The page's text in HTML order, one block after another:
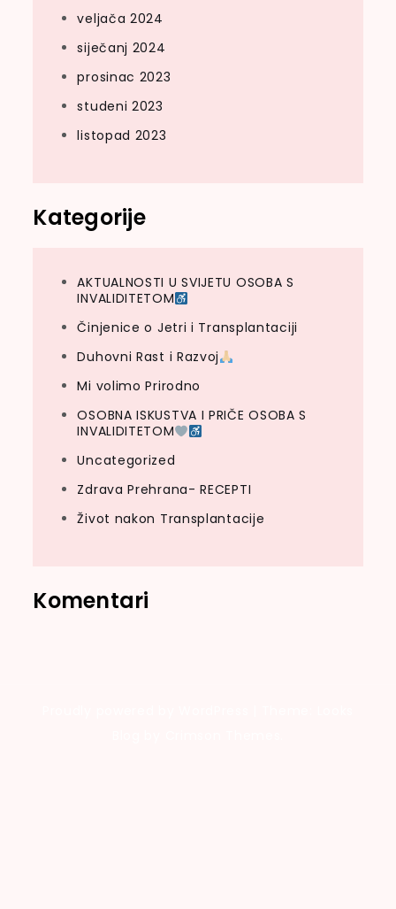
veljača 2024
siječanj 2024
prosinac 2023
studeni 2023
listopad 2023
Kategorije
AKTUALNOSTI U SVIJETU OSOBA S
INVALIDITETOM
Činjenice o Jetri i Transplantaciji
Duhovni Rast i Razvoj
Mi volimo Prirodno
OSOBNA ISKUSTVA I PRIČE OSOBA S
INVALIDITETOM
Uncategorized
Zdrava Prehrana- RECEPTI
Život nakon Transplantacije
Komentari